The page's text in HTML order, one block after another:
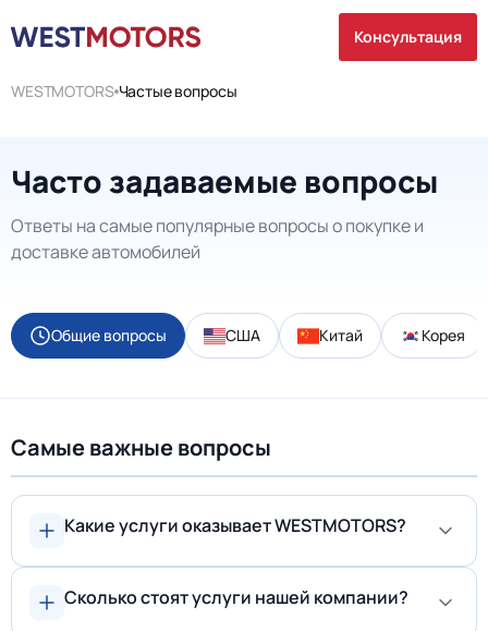
Консультация
WESTMOTORS Частые вопросы
Часто задаваемые вопросы
Ответы на самые популярные вопросы о покупке и
доставке автомобилей
Общие вопросы США Китай Корея
Самые важные вопросы
Какие услуги оказывает WESTMOTORS?
Сколько стоят услуги нашей компании?